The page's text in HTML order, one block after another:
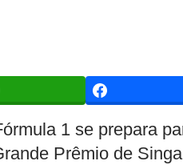
1 se prepara
Prêmio de